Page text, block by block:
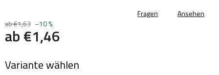
ab €1,63 –10 %
ab€1,46
Variante wählen
Fragen Ansehen